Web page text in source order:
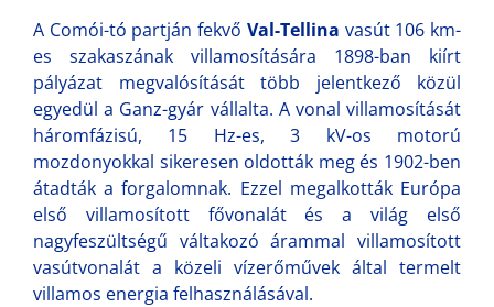
A Comói-tó partján fekvő Val-Tellina vasút 106 km-
es szakaszának villamosítására 1898-ban kiírt
pályázat megvalósítását több jelentkező közül
egyedül a Ganz-gyár vállalta. A vonal villamosítását
háromfázisú, 15 Hz-es, 3 kV-os motorú
mozdonyokkal sikeresen oldották meg és 1902-ben
átadták a forgalomnak. Ezzel megalkották Európa
első villamosított fővonalát és a világ első
nagyfeszültségű váltakozó árammal villamosított
vasútvonalát a közeli vízerőművek által termelt
villamos energia felhasználásával.